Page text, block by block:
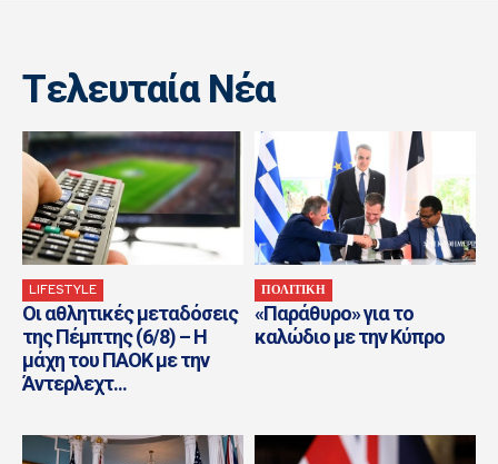
Tελευταία Nέα
LIFESTYLE
Οι αθλητικές μεταδόσεις
της Πέμπτης (6/8) – Η
μάχη του ΠΑΟΚ με την
Άντερλεχτ...
ΠΟΛΙΤΙΚΗ
«Παράθυρο» για το
καλώδιο με την Κύπρο